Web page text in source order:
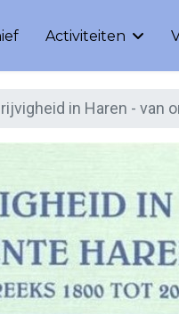
Activiteiten
in Haren - van